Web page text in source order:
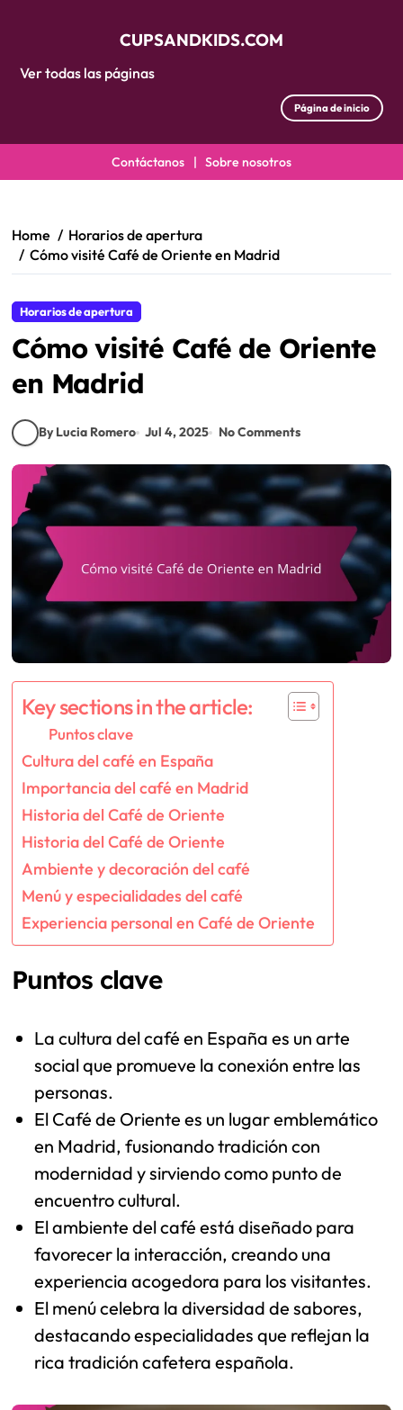
Ver todas las páginas
CUPSANDKIDS.COM
Página de inicio
Contáctanos | Sobre nosotros
content
Home
Horarios de apertura
Cómo visité Café de Oriente en Madrid
Horarios de apertura
Cómo visité Café de Oriente
en Madrid
By Lucia Romero Jul 4, 2025 No Comments
Key sections in the article:
Puntos clave
Cultura del café en España
Importancia del café en Madrid
Historia del Café de Oriente
Historia del Café de Oriente
Ambiente y decoración del café
Menú y especialidades del café
Experiencia personal en Café de Oriente
Puntos clave
La cultura del café en España es un arte
social que promueve la conexión entre las
personas.
El Café de Oriente es un lugar emblemático
en Madrid, fusionando tradición con
modernidad y sirviendo como punto de
encuentro cultural.
El ambiente del café está diseñado para
favorecer la interacción, creando una
experiencia acogedora para los visitantes.
El menú celebra la diversidad de sabores,
destacando especialidades que reflejan la
rica tradición cafetera española.